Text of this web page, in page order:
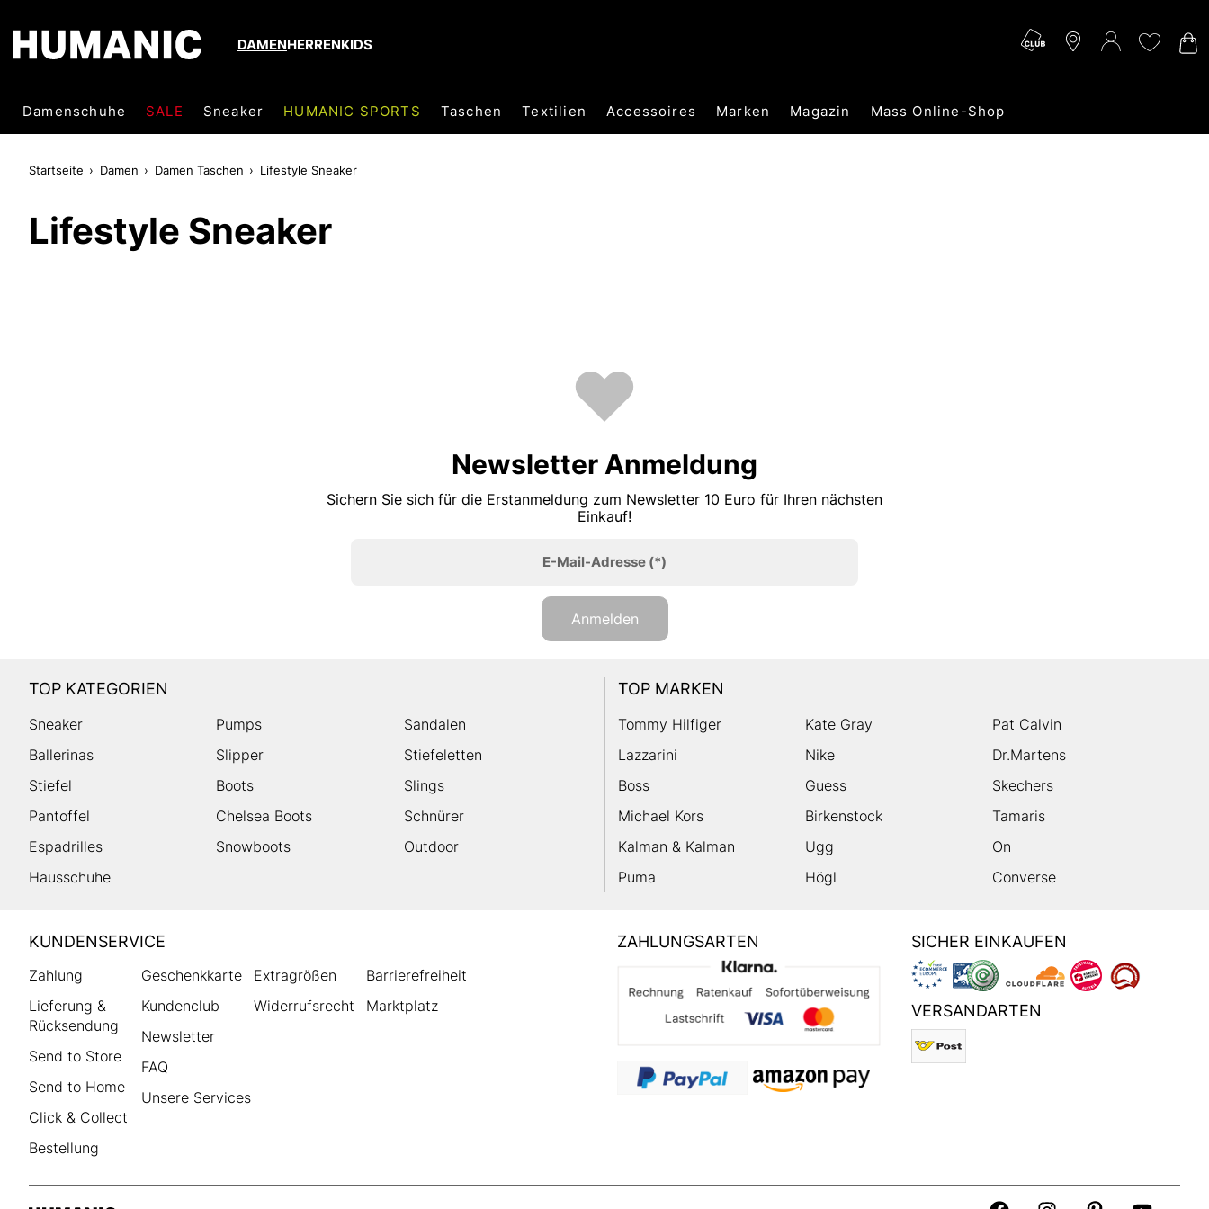
DAMENHERRENKIDS
Damenschuhe SALE Sneaker HUMANIC SPORTS Taschen Textilien Accessoires Marken Magazin Mass Online-Shop
Startseite Damen Damen Taschen Lifestyle Sneaker
Lifestyle Sneaker
Newsletter Anmeldung
Sichern Sie sich für die Erstanmeldung zum Newsletter 10 Euro für Ihren nächsten
Einkauf!
E-Mail-Adresse(*)
Anmelden
TOP KATEGORIEN
Sneaker Pumps
Sandalen
Ballerinas
Slipper
Stiefeletten
Stiefel
Boots
Slings
Pantoffel
Chelsea Boots
Schnürer
Espadrilles
Snowboots
Outdoor
Hausschuhe
TOP MARKEN
Tommy Hilfiger Kate Gray
Pat Calvin
Lazzarini
Nike
Dr.Martens
Boss
Guess
Skechers
Michael Kors
Birkenstock
Tamaris
Kalman & Kalman
Ugg
On
Puma
Högl Converse
HUMANIC
Footer
KUNDENSERVICE
Zahlung
Lieferung &
Rücksendung
Send to Store
Send to Home
Click & Collect
Bestellung
Geschenkkarte
Kundenclub
Newsletter
FAQ
Unsere Services
Extragrößen
Widerrufsrecht
Barrierefreiheit
Marktplatz
ZAHLUNGSARTEN SICHER EINKAUFEN
VERSANDARTEN